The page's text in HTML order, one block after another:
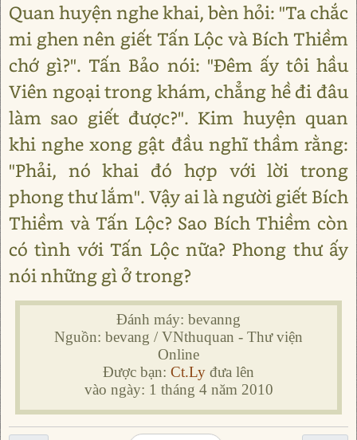
Quan huyện nghe khai, bèn hỏi: "Ta chắc
mi ghen nên giết Tấn Lộc và Bích Thiềm
chớ gì?". Tấn Bảo nói: "Đêm ấy tôi hầu
Viên ngoại trong khám, chẳng hề đi đâu
làm sao giết được?". Kim huyện quan
khi nghe xong gật đầu nghĩ thầm rằng:
"Phải, nó khai đó hợp với lời trong
phong thư lắm". Vậy ai là người giết Bích
Thiềm và Tấn Lộc? Sao Bích Thiềm còn
có tình với Tấn Lộc nữa? Phong thư ấy
nói những gì ở trong?
Đánh máy: bevanng
Nguồn: bevang / VNthuquan - Thư viện
Online
Được bạn: Ct.Ly đưa lên
vào ngày: 1 tháng 4 năm 2010